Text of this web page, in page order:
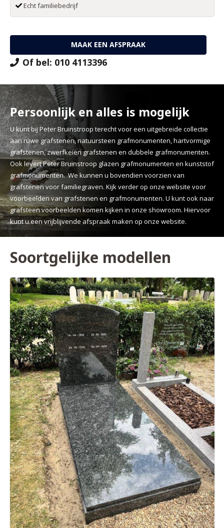
Echt familiebedrijf
MAAK EEN AFSPRAAK
Of bel: 010 4113396
Persoonlijk en alles is mogelijk
U kunt bij Peter Bruinstroop terecht voor een uitgebreide collectie
aan ruwe grafstenen, natuursteen grafmonumenten, hartvormige
grafstenen, zwerfkeien grafstenen en dubbele grafmonumenten.
Ook levert Peter Bruinstroop glazen grafmonumenten en kunststof
grafmonumenten. We kunnen u bovendien voorzien van
grafstenen voor familiegraven. Kijk verder op onze website voor
voorbeelden van grafstenen en grafmonumenten. U kunt ook naar
grafsteen voorbeelden komen kijken in onze showroom. Hiervoor
kunt u een vrijblijvende afspraak maken op onze website.
Soortgelijke modellen